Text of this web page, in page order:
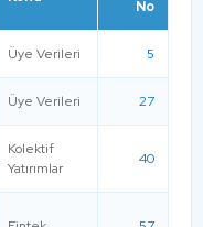
No
Üye Verileri 5
Üye Verileri 27
Kolektif
Yatırımlar
40